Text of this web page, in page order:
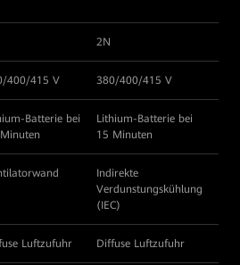
2N
400/415 V 380/400/415 V
Batterie bei
Lithium-Batterie bei
15 Minuten
Indirekte
Verdunstungskühlung
(IEC)
Luftzufuhr Diffuse Luftzufuhr